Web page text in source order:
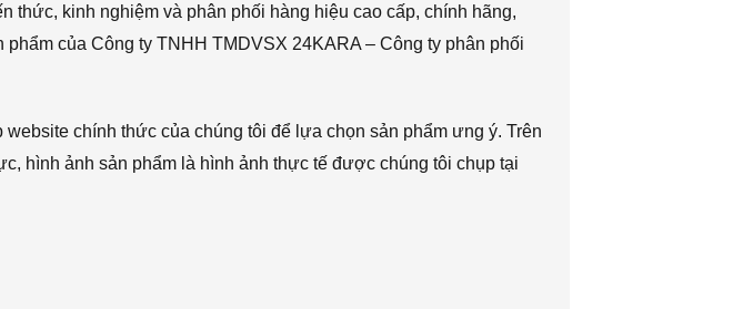
thức, kinh nghiệm và phân phối hàng hiệu cao cấp, chính hãng,
của Công ty TNHH TMDVSX 24KARA – Công ty phân phối
chính thức của chúng tôi để lựa chọn sản phẩm ưng ý. Trên
hình ảnh sản phẩm là hình ảnh thực tế được chúng tôi chụp tại